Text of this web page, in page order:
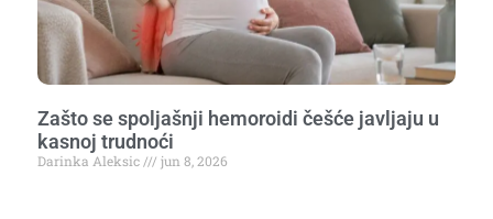
Zašto se spoljašnji hemoroidi češće javljaju u
kasnoj trudnoći
Darinka Aleksic jun 8, 2026